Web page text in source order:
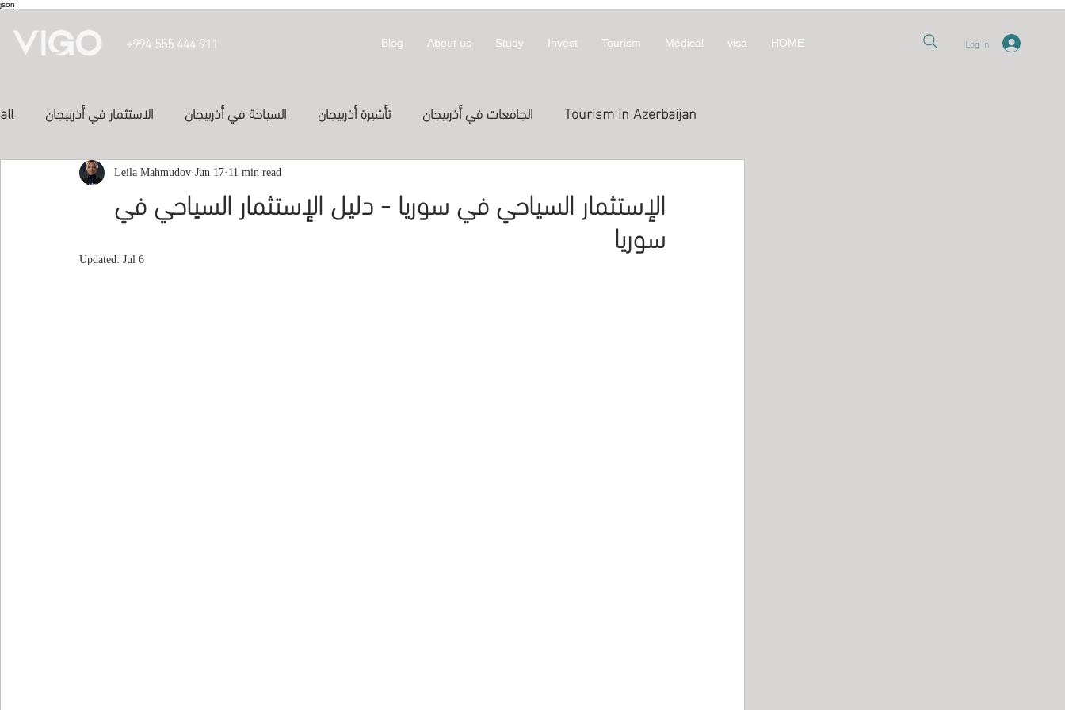
json
+994 555 444 911 HOME
visa
Medical
Tourism
Invest
Study
About us
Blog Log In
all الاستثمار في أذربيجان السياحة في أذربيجان تأشيرة أذربيجان الجامعات في أذربيجان Tourism in Azerbaijan
الدراسة في أذربيجان الفنادق في أذربيجان
الدراسة في الخارج Treatment
الإستثمار السياحي في سوريا - دليل الإستثمار السياحي في
سوريا
Leila MahmudovJun 17 11 min read
Updated:Jul 6